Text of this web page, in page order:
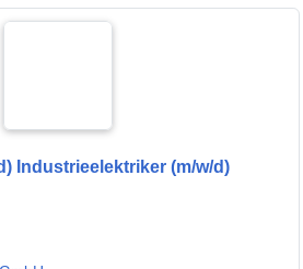
Industrieelektriker (m/w/d)